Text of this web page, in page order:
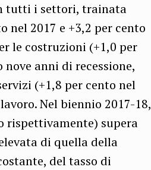
tutti i settori, trainata
nel 2017 e +3,2 per cento
le costruzioni (+1,0 per
nove anni di recessione,
(+1,8 per cento nel
Nel biennio 2017-18,
rispettivamente) supera
di quella della
del tasso di